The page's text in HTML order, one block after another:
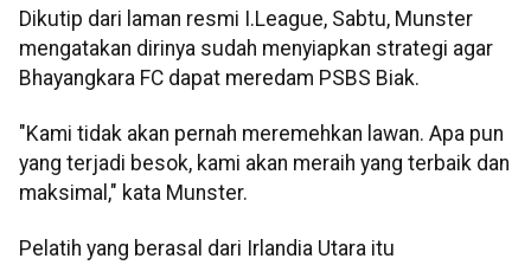
Dikutip dari laman resmi I.League, Sabtu, Munster
mengatakan dirinya sudah menyiapkan strategi agar
Bhayangkara FC dapat meredam PSBS Biak.
"Kami tidak akan pernah meremehkan lawan. Apa pun
yang terjadi besok, kami akan meraih yang terbaik dan
maksimal," kata Munster.
Pelatih yang berasal dari Irlandia Utara itu